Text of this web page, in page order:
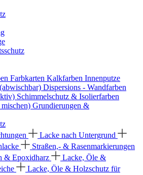
Farbkarten Kalkfarben Innenputze
Dispersions - Wandfarben
Schimmelschutz & Isolierfarben
Grundierungen &
Lacke nach Untergrund
Straßen,- & Rasenmarkierungen
& Epoxidharz
Lacke, Öle &
Lacke, Öle & Holzschutz für